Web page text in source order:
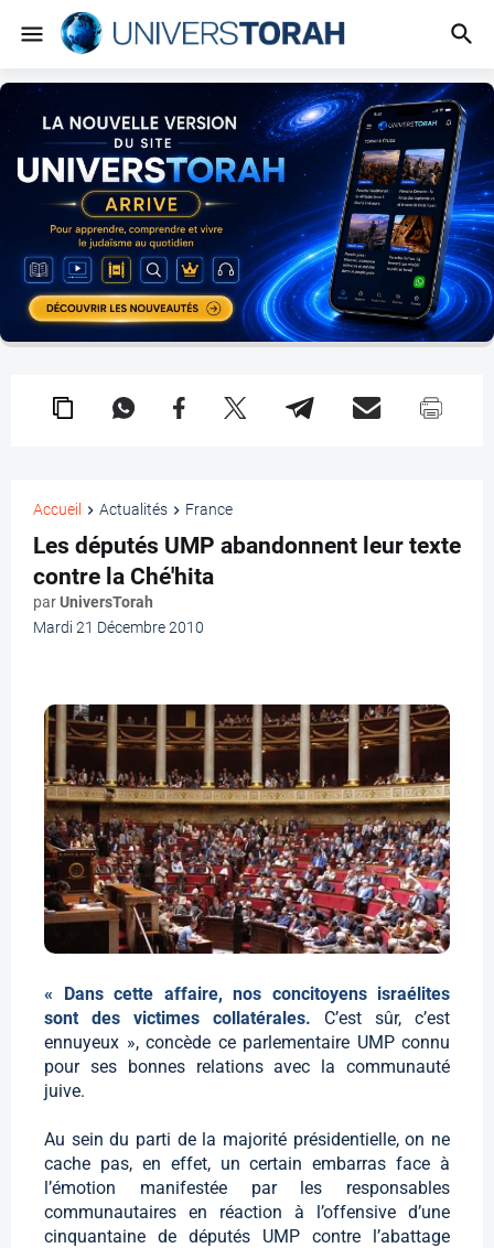
Accueil Actualités France
Les députés UMP abandonnent leur texte
contre la Ché'hita
parUniversTorah
Mardi 21 Décembre 2010
« Dans cette affaire, nos concitoyens israélites
sont des victimes collatérales. C’est sûr, c’est
ennuyeux », concède ce parlementaire UMP connu
pour ses bonnes relations avec la communauté
juive.
Au sein du parti de la majorité présidentielle, on ne
cache pas, en effet, un certain embarras face à
l’émotion manifestée par les responsables
communautaires en réaction à l’offensive d’une
cinquantaine de députés UMP contre l’abattage